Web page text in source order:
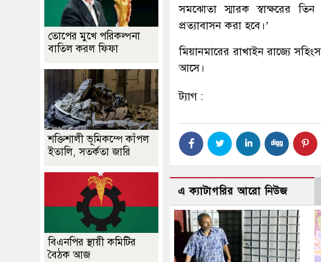
সমঝোতা স্মারক স্বাক্ষরের তিন
প্রত্যাবাসন করা হবে।’
মিয়ানমারের রাখাইন রাজ্যে
আসে।
ট্যাগ :
এ ক্যাটাগরির আরো নিউজ
তোপের মুখে পরিকল্পনা
বাতিল করল ফিফা
শক্তিশালী ভূমিকম্পে কাঁপল
ইতালি, সতর্কতা জারি
বিএনপির স্থায়ী কমিটির
বৈঠক আজ